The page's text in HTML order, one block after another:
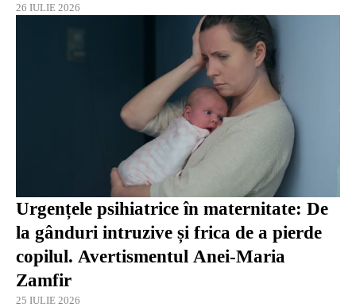
26 IULIE 2026
Urgențele psihiatrice în maternitate: De
la gânduri intruzive și frica de a pierde
copilul. Avertismentul Anei-Maria
Zamfir
25 IULIE 2026